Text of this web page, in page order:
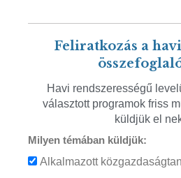
Feliratkozás a
Havi rendszerességű
választott programok friss
küldjük el
Milyen témában küldjük:
Alkalmazott közgazdaságtan